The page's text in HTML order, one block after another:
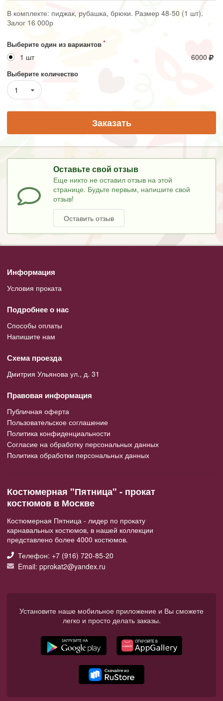
В комплекте: пиджак, рубашка, брюки. Размер 48-50 (1 шт).
Залог 16 000р
Выберите один из вариантов
1 шт 6000
Выберите количество
1
Заказать
Оставьте свой отзыв
Еще никто не оставил отзыв на этой
странице. Будьте первым, напишите свой
отзыв!
Оставить отзыв
Информация
Условия проката
Подробнее о нас
Способы оплаты
Напишите нам
Схема проезда
Дмитрия Ульянова ул., д. 31
Правовая информация
Публичная оферта
Пользовательское соглашение
Политика конфиденциальности
Согласие на обработку персональных данных
Политика обработки персональных данных
Костюмерная "Пятница" - прокат
костюмов в Москве
Костюмерная Пятница - лидер по прокату
карнавальных костюмов, в нашей коллекции
представлено более 4000 костюмов.
Телефон: +7 (916) 720-85-20
Email: pprokat2@yandex.ru
Установите наше мобильное приложение и Вы сможете
легко и просто делать заказы.